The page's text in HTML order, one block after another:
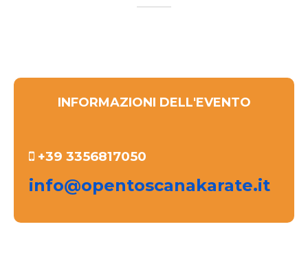
INFORMAZIONI DELL'EVENTO
+39 3356817050
info@opentoscanakarate.it